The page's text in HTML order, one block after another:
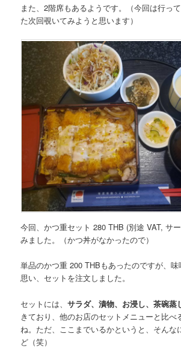
また、2階席もあるようです。（今回は行っ
た次回覗いてみようと思います）
今回、かつ重セット 280 THB (別途 VAT, サ
みました。（かつ丼がなかったので）
単品のかつ重 200 THBもあったのですが、味
思い、セットを注文しました。
セットには、サラダ、漬物、お浸し、茶碗蒸
きており、他のお店のセットメニューと比べ
ね。ただ、ここまでいるかというと、そんな
ど（笑）